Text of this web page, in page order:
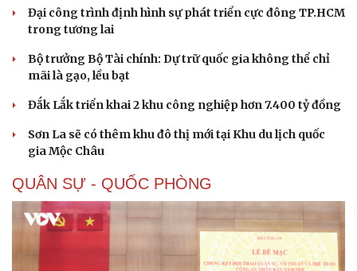
Cây thuốc
Sản phụ khoa
Nhi khoa
Nam khoa
Làm đẹp - giảm cân
Phòng mạch online
Blog
Đại công trình định hình sự phát triển cực đông TP.HCM
trong tương lai
Bộ trưởng Bộ Tài chính: Dự trữ quốc gia không thể chỉ
mãi là gạo, lều bạt
Đắk Lắk triển khai 2 khu công nghiệp hơn 7.400 tỷ đồng
Sơn La sẽ có thêm khu đô thị mới tại Khu du lịch quốc
gia Mộc Châu
QUÂN SỰ - QUỐC PHÒNG